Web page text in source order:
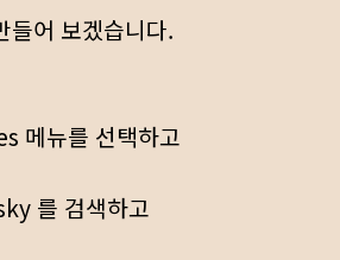
들어 보겠습니다.
메뉴를 선택하고
를 검색하고